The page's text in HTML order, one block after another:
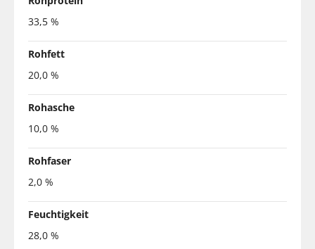
33,5 %
Rohfett
20,0 %
Rohasche
10,0 %
Rohfaser
2,0 %
Feuchtigkeit
28,0 %